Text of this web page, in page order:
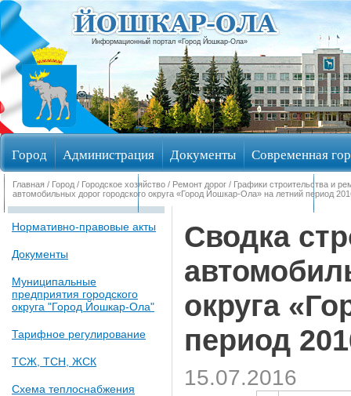
Информационный портал «Город Йошкар-Ола»
Город Администрация Документы Современная
Обращения граждан Общественные обсуждения
Главная / Город / Городское хозяйство / Ремонт дорог / Графики строительства и
автомобильных дорог городского округа «Город Йошкар-Ола» на летний период
Нормативно-правовые акты
Документы
Муниципальные
предприятия городского
округа "Город Йошкар-Ола"
Тарифное регулирование
ТСЖ, ТСН, ЖСК
Схема теплоснабжения
Сводка
округа
период
15.07.2016